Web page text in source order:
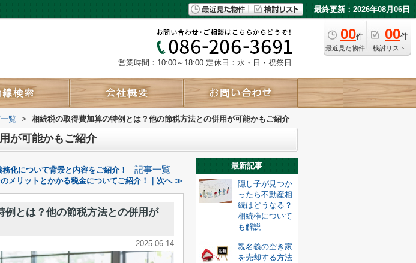
最終更新：2026年08月06日
00件
最近見た物件
00件
検討リスト
営業時間：10:00～18:00 定休日：水・日・祝祭日
覧 > 相続税の取得費加算の特例とは？他の節税方法との併用が可能かもご紹介
が可能かもご紹介
化について背景と内容をご紹介！ 記事一覧
メリットとかかる税金についてご紹介！｜次へ ≫
例とは？他の節税方法との併用が
2025-06-14
最新記事
隠し子が見つか
ったら不動産相
続はどうなる？
相続権について
も解説
親名義の空き家
を売却する方法